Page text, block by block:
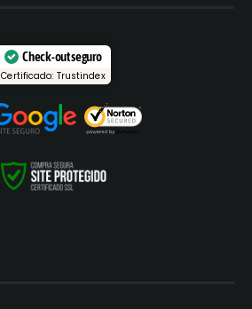
Check-out seguro
Certificado: Trustindex